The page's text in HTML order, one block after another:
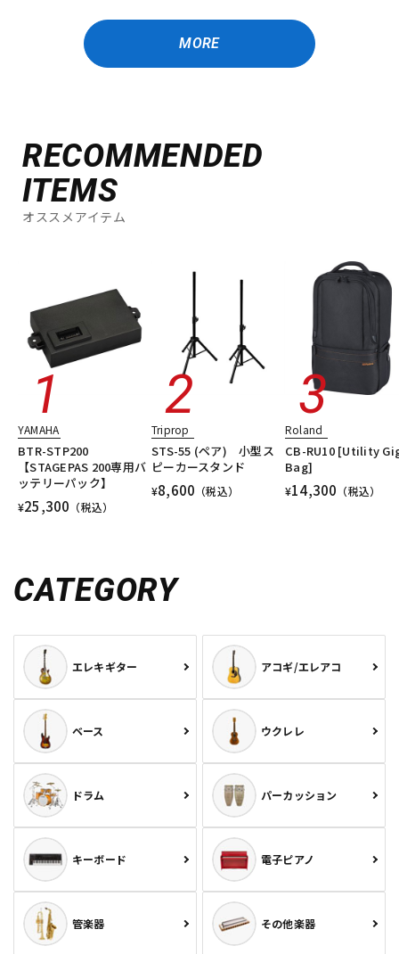
MORE
RECOMMENDED
ITEMS
オススメアイテム
YAMAHA
BTR-STP200
【STAGEPAS 200専用バ
ッテリーパック】
¥25,300 （税込）
Triprop
STS-55 (ペア) 小型ス
ピーカースタンド
¥8,600 （税込）
Roland
CB-RU10 [Utility
Bag]
¥14,300 （税込）
CATEGORY
エレキギター アコギ/エレアコ
ベース ウクレレ
ドラム パーカッション
キーボード 電子ピアノ
管楽器 その他楽器